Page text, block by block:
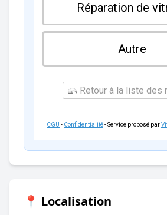
Réparation de
Autre
Retour à la liste des
CGU - Confidentialité- Service proposé par
📍 Localisation